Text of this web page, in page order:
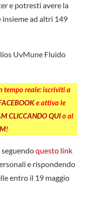
e potresti avere la
ad altri 149
UvMune Fluido
tempo reale: iscriviti a
e attiva le
CLICCANDO QUIo al
!
questo link
e rispondendo
entro il 19 maggio